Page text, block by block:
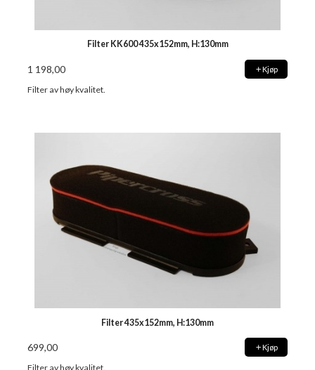
Filter KK600 435x152mm, H:130mm
1 198,00 Kjøp
Filter av høy kvalitet.
Filter 435x152mm, H:130mm
699,00 Kjøp
Filter av høy kvalitet.